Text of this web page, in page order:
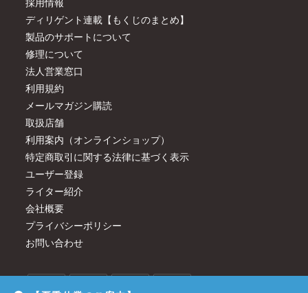
ディリゲント連載【もくじのまとめ】
製品のサポートについて
修理について
法人営業窓口
利用規約
メールマガジン購読
取扱店舗
利用案内（オンラインショップ）
特定商取引に関する法律に基づく表示
ユーザー登録
ライター紹介
会社概要
プライバシーポリシー
お問い合わせ